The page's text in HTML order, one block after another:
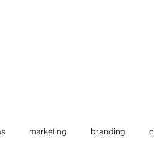
marketing branding